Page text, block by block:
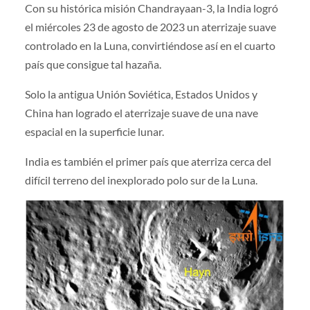
Con su histórica misión Chandrayaan-3, la India logró
el miércoles 23 de agosto de 2023 un aterrizaje suave
controlado en la Luna, convirtiéndose así en el cuarto
país que consigue tal hazaña.
Solo la antigua Unión Soviética, Estados Unidos y
China han logrado el aterrizaje suave de una nave
espacial en la superficie lunar.
India es también el primer país que aterriza cerca del
difícil terreno del inexplorado polo sur de la Luna.